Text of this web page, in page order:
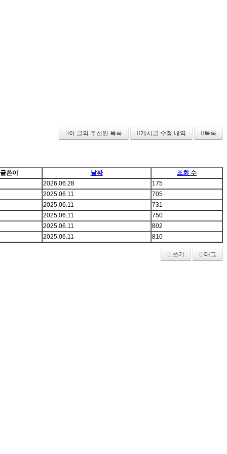
이 글의 추천인 목록 게시글 수정 내역 목록
글쓴이 날짜
조회 수
2026.06.28
175
2025.06.11
705
2025.06.11
731
2025.06.11
750
2025.06.11
802
2025.06.11 810
쓰기 태그